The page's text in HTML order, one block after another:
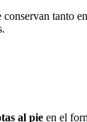
tanto
al pie en el